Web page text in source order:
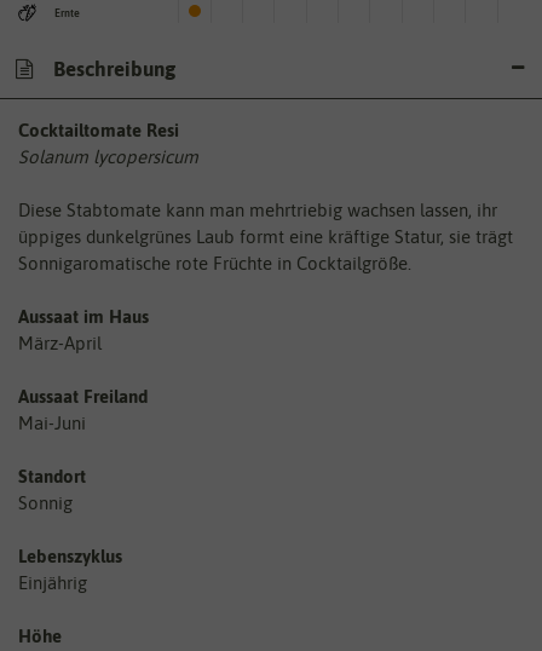
Ernte
Beschreibung
Cocktailtomate Resi
Solanum lycopersicum
Diese Stabtomate kann man mehrtriebig wachsen lassen, ihr
üppiges dunkelgrünes Laub formt eine kräftige Statur, sie trägt
Sonnigaromatische rote Früchte in Cocktailgröße.
Aussaat im Haus
März-April
Aussaat Freiland
Mai-Juni
Standort
Sonnig
Lebenszyklus
Einjährig
Höhe